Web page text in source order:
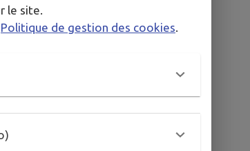
le site.
Politique de gestion des cookies